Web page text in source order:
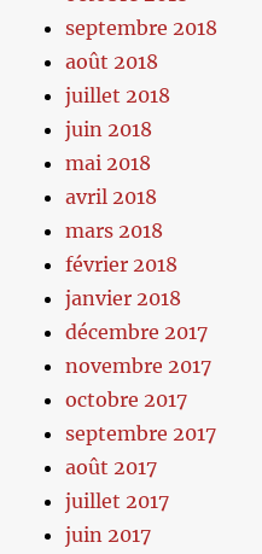
septembre 2018
août 2018
juillet 2018
juin 2018
mai 2018
avril 2018
mars 2018
février 2018
janvier 2018
décembre 2017
novembre 2017
octobre 2017
septembre 2017
août 2017
juillet 2017
juin 2017